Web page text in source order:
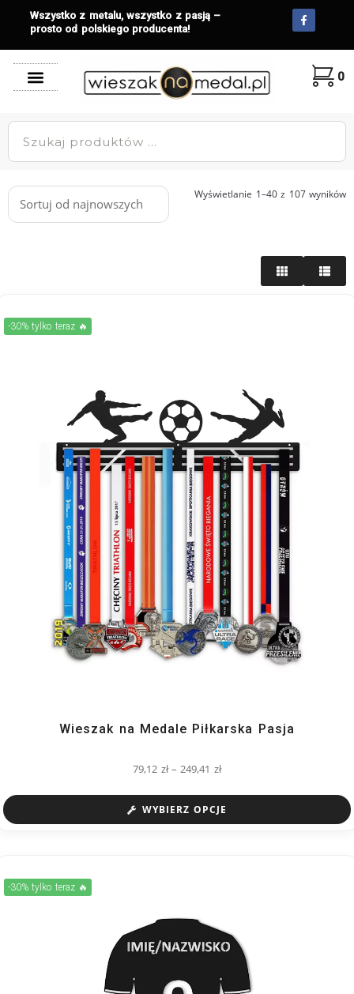
Wszystko z metalu, wszystko z pasją –
prosto od polskiego producenta!
0
Wyświetlanie 1–40 z 107 wyników
-30% tylko teraz 🔥
Wieszak na Medale Piłkarska Pasja
79,12 zł – 249,41 zł
WYBIERZ OPCJE
-30% tylko teraz 🔥